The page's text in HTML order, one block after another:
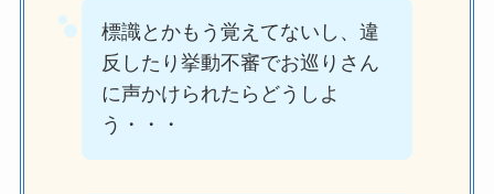
標識とかもう覚えてないし、違
反したり挙動不審でお巡りさん
に声かけられたらどうしよ
う・・・